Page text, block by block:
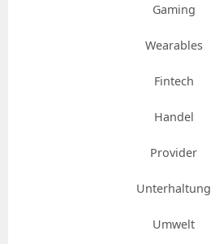
Gaming
Wearables
Fintech
Handel
Provider
Unterhaltung
Umwelt